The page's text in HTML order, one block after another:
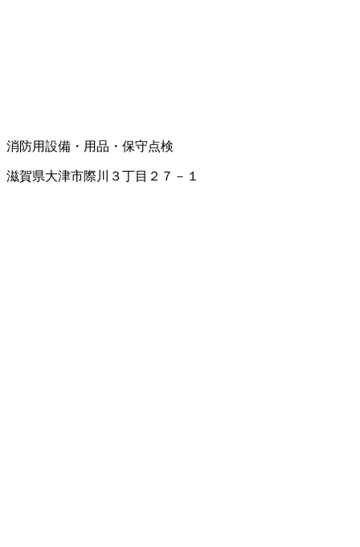
消防用設備・用品・保守点検
滋賀県大津市際川３丁目２７－１